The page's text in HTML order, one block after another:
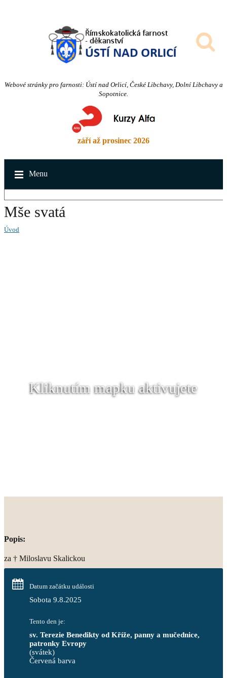
Webové stránky pro farnosti: Ústí nad Orlicí, České Libchavy, Dolní Libchavy a
Sopotnice.
září až prosinec 2026
Menu
Mše svatá
Úvod
Kliknutím mapku aktivujete
Popis:
za † Miloslavu Skalickou
Datum začátku události
Sobota 9.8.2025
Tento den je:
sv. Terezie Benedikty od Kříže, panny a mučednice,
patronky Evropy
(svátek)
Červená barva